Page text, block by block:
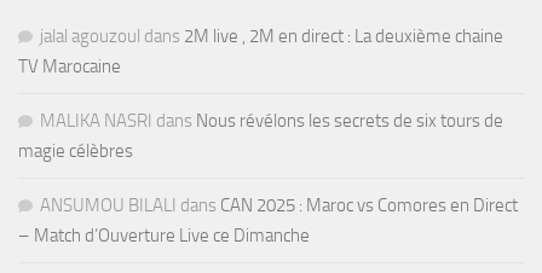
jalal agouzoul dans 2M live , 2M en direct : La deuxième chaine
TV Marocaine
MALIKA NASRI dans Nous révélons les secrets de six tours de
magie célèbres
ANSUMOU BILALI dans CAN 2025 : Maroc vs Comores en Direct
– Match d’Ouverture Live ce Dimanche